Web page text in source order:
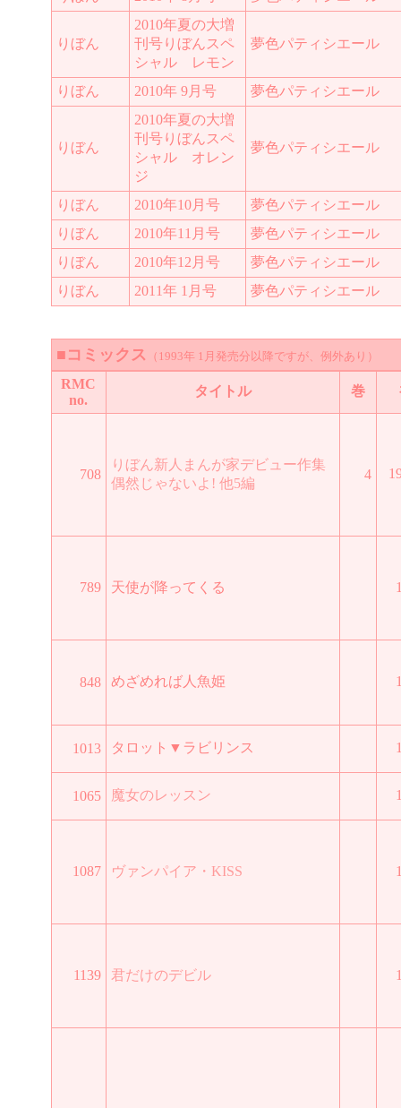
りぼん
2010年夏の大増
刊号りぼんスペ
シャル レモン
夢色パティシエール
りぼん 2010年 9月号 夢色パティシエール
りぼん
2010年夏の大増
刊号りぼんスペ
シャル オレン
ジ
夢色パティシエール
りぼん 2010年10月号
夢色パティシエール
りぼん
2010年11月号
夢色パティシエール
りぼん
2010年12月号
夢色パティシエール
りぼん
2011年 1月号 夢色パティシエール
■コミックス （1993年 1月発売分以降ですが、例外あり）
RMC
no.
タイトル 巻
708
りぼん新人まんが家デビュー作集
偶然じゃないよ! 他5編
4
789 天使が降ってくる
848 めざめれば人魚姫
1013 タロット▼ラビリンス
1065 魔女のレッスン
1087 ヴァンパイア・KISS
1139 君だけのデビル